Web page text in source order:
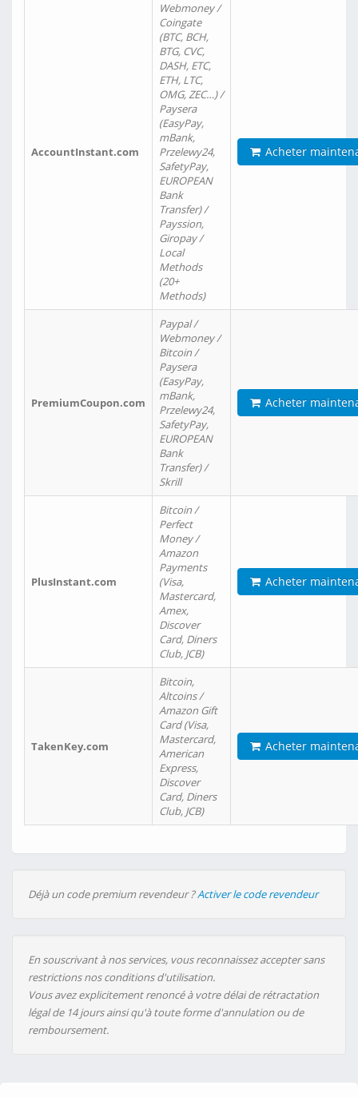
AccountInstant.com
Webmoney /
Coingate
(BTC, BCH,
BTG, CVC,
DASH, ETC,
ETH, LTC,
OMG, ZEC…) /
Paysera
(EasyPay,
mBank,
Przelewy24,
SafetyPay,
EUROPEAN
Bank
Transfer) /
Payssion,
Giropay /
Local
Methods
(20+
Methods)
Acheter
PremiumCoupon.com
Paypal /
Webmoney /
Bitcoin /
Paysera
(EasyPay,
mBank,
Przelewy24,
SafetyPay,
EUROPEAN
Bank
Transfer) /
Skrill
Acheter
PlusInstant.com
Bitcoin /
Perfect
Money /
Amazon
Payments
(Visa,
Mastercard,
Amex,
Discover
Card, Diners
Club, JCB)
Acheter
TakenKey.com
Bitcoin,
Altcoins /
Amazon Gift
Card (Visa,
Mastercard,
American
Express,
Discover
Card, Diners
Club, JCB)
Acheter
Déjà un code premium revendeur ?Activer le code revendeur
En souscrivant à nos services, vous reconnaissez accepter sans
restrictions nos conditions d'utilisation.
Vous avez explicitement renoncé à votre délai de rétractation
légal de 14 jours ainsi qu'à toute forme d'annulation ou de
remboursement.